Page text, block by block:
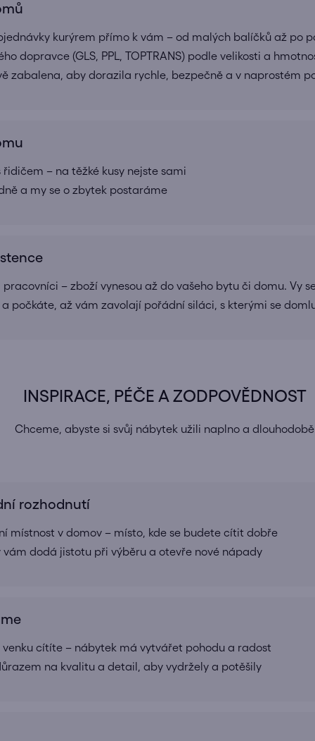
kurýrem přímo k vám – od malých balíčků až po
dopravce (GLS, PPL, TOPTRANS) podle velikosti a
zabalena, aby dorazila rychle, bezpečně a v naprostém
řidičem – na těžké kusy nejste sami
a my se o zbytek postaráme
– zboží vynesou až do vašeho bytu či domu. Vy
počkáte, až vám zavolají pořádní siláci, s kterými se
INSPIRACE, PÉČE A ZODPOVĚDNOST
Chceme, abyste si svůj nábytek užili naplno a dlouhodobě
rozhodnutí
místnost v domov – místo, kde se budete cítit dobře
vám dodá jistotu při výběru a otevře nové nápady
venku cítíte – nábytek má vytvářet pohodu a radost
na kvalitu a detail, aby vydržely a potěšily